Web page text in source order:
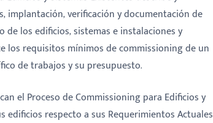
implantación, verificación y documentación de
los edificios, sistemas e instalaciones y
los requisitos mínimos de commissioning de un
de trabajos y su presupuesto.
el Proceso de Commissioning para Edificios y
edificios respecto a sus Requerimientos Actuales